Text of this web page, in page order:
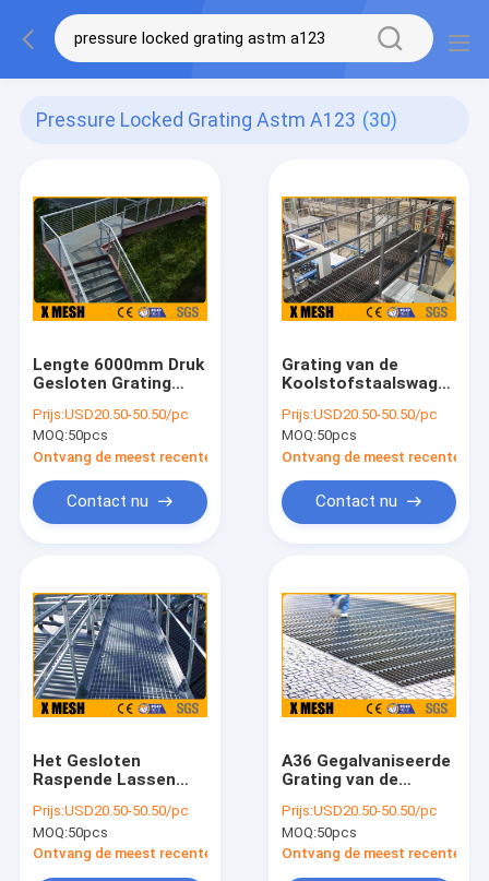
Pressure Locked Grating Astm A123 (30)
Lengte 6000mm Druk
Gesloten Grating
Tredeloopvlakken
Prijs:USD20.50-50.50/pc
MOQ:50pcs
Ontvang de meest recente Prijs
Contact nu
Grating van de
Koolstofstaalswage
ASTM A123 Gelaste
Bar
Prijs:USD20.50-50.50/pc
MOQ:50pcs
Ontvang de meest recente
Contact nu
Het Gesloten
Raspende Lassen
voedselverwerking
Pers
Prijs:USD20.50-50.50/pc
MOQ:50pcs
Ontvang de meest recente Prijs
A36 Gegalvaniseerde
Grating van de
ASTM A123
Prijs:USD20.50-50.50/pc
MOQ:50pcs
Ontvang de meest recente